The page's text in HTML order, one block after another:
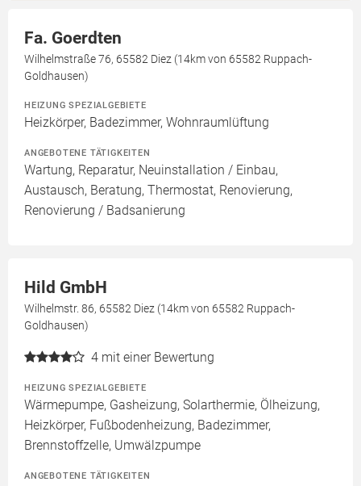
Fa. Goerdten
Wilhelmstraße 76, 65582 Diez (14km von 65582 Ruppach-
Goldhausen)
HEIZUNG SPEZIALGEBIETE
Heizkörper, Badezimmer, Wohnraumlüftung
ANGEBOTENE TÄTIGKEITEN
Wartung, Reparatur, Neuinstallation / Einbau,
Austausch, Beratung, Thermostat, Renovierung,
Renovierung / Badsanierung
Hild GmbH
Wilhelmstr. 86, 65582 Diez (14km von 65582 Ruppach-
Goldhausen)
4 mit einer Bewertung
HEIZUNG SPEZIALGEBIETE
Wärmepumpe, Gasheizung, Solarthermie, Ölheizung,
Heizkörper, Fußbodenheizung, Badezimmer,
Brennstoffzelle, Umwälzpumpe
ANGEBOTENE TÄTIGKEITEN